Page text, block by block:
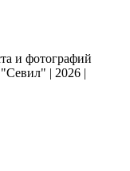
и фотографий
| 2026 |